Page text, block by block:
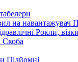
Рокли,
Скоба
Підйомні